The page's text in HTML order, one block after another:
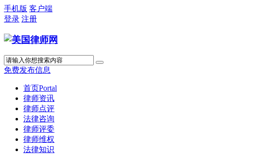
手机版 客户端
登录 注册
免费发布信息
首页Portal
律师资讯
律师点评
法律咨询
律师评委
律师维权
法律知识